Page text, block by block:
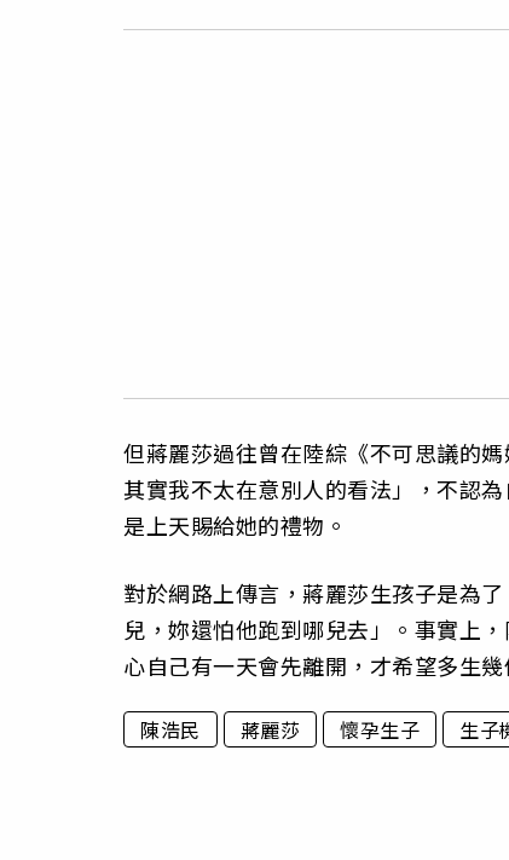
但蔣麗莎過往曾在陸綜《不可思議的
其實我不太在意別人的看法」，不認
是上天賜給她的禮物。
對於網路上傳言，蔣麗莎生孩子是為
兒，妳還怕他跑到哪兒去」。事實上
心自己有一天會先離開，才希望多生
陳浩民 蔣麗莎 懷孕生子 生子